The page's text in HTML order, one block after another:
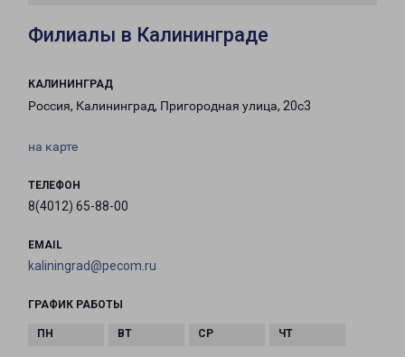
Филиалы в Калининграде
КАЛИНИНГРАД
Россия, Калининград, Пригородная улица, 20с3
на карте
ТЕЛЕФОН
8(4012) 65-88-00
EMAIL
kaliningrad@pecom.ru
ГРАФИК РАБОТЫ